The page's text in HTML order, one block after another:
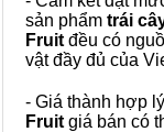
sản phẩm trái
Fruit đều có
vật đầy đủ của
- Giá thành hợp
Fruit giá bán có